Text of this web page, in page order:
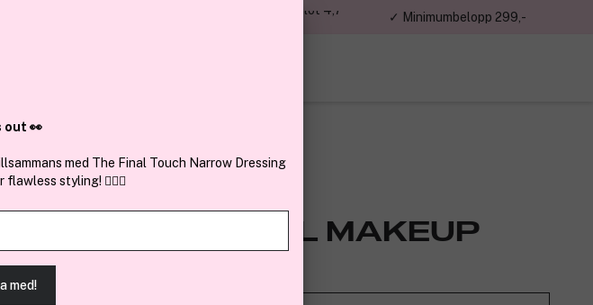
✓ Över 1,5 miljon kunder – Trustpilot 4,7
✓ Minimumbelopp 299,-
PROFESSIONAL MAKEUP
Gloss Bling Big Spender 07
out 👀
med The Final Touch Narrow Dressing
styling! 💇‍♀️✨
med!